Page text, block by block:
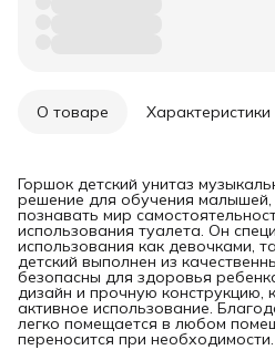
О товаре Характеристики
Горшок детский унитаз
решение для обучения
познавать мир
использования туалета. Он
использования как девочками,
детский выполнен из
безопасны для здоровья
дизайн и прочную конструкцию,
активное использование.
легко помещается в любом
переносится при необходимости.